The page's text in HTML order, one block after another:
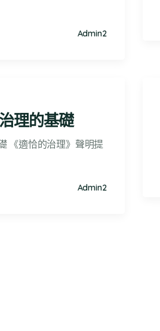
Admin2
理的基礎
《適恰的治理》聲明提
Admin2